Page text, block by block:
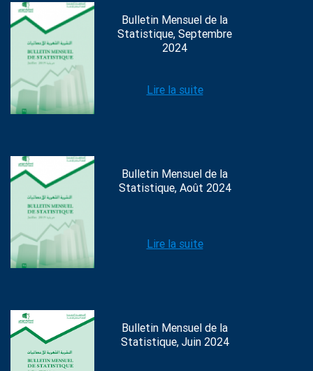
Bulletin Mensuel de la
Statistique, Septembre
2024
Lire la suite
Bulletin Mensuel de la
Statistique, Août 2024
Lire la suite
Bulletin Mensuel de la
Statistique, Juin 2024